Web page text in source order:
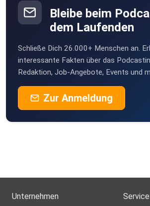
Bleibe beim
dem Laufenden
Schließe Dich 26.000+ Menschen an.
interessante Fakten über das
Redaktion, Job-Angebote, Events und
Zur Anmeldung
Unternehmen Service